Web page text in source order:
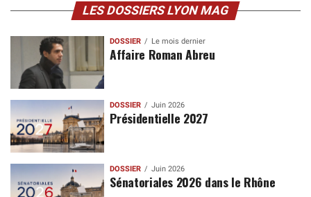
LES DOSSIERS LYON MAG
DOSSIER Le mois dernier
Affaire Roman Abreu
DOSSIER Juin 2026
Présidentielle 2027
DOSSIER Juin 2026
Sénatoriales 2026 dans le Rhône